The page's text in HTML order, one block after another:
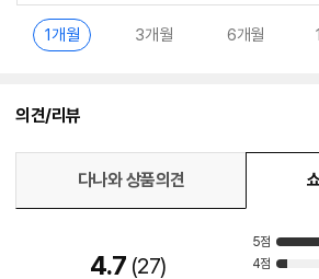
1개월 3개월 6개월
의견/리뷰
다나와 상품의견
4.7 27
5점
4점